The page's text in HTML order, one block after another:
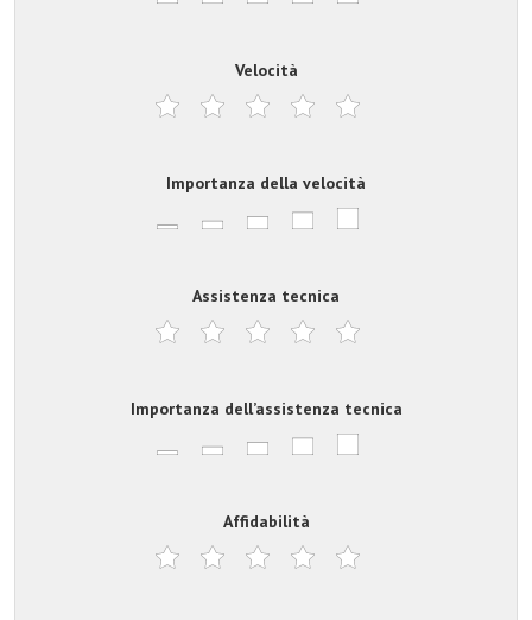
Velocità
Importanza della velocità
Assistenza tecnica
Importanza dell’assistenza tecnica
Affidabilità